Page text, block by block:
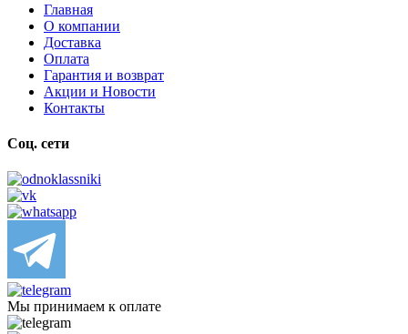
Главная
О компании
Доставка
Оплата
Гарантия и возврат
Акции и Новости
Контакты
Соц. сети
Мы принимаем к оплате